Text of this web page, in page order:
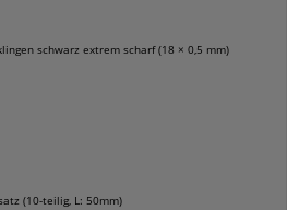
schwarz extrem scharf (18 × 0,5 mm)
(10-teilig, L: 50mm)